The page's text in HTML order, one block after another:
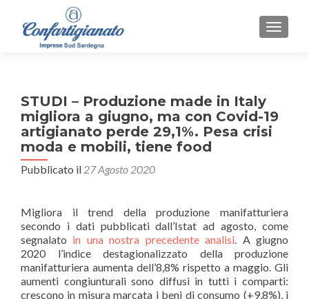
STUDI – Produzione made in Italy
migliora a giugno, ma con Covid-19
artigianato perde 29,1%. Pesa crisi
moda e mobili, tiene food
Pubblicato il 27 Agosto 2020
Migliora il trend della produzione manifatturiera
secondo i dati pubblicati dall’Istat ad agosto, come
segnalato in una nostra precedente analisi. A giugno
2020 l’indice destagionalizzato della produzione
manifatturiera aumenta dell’8,8% rispetto a maggio. Gli
aumenti congiunturali sono diffusiin tutti i comparti:
crescono in misura marcata i beni di consumo (+9,8%), i